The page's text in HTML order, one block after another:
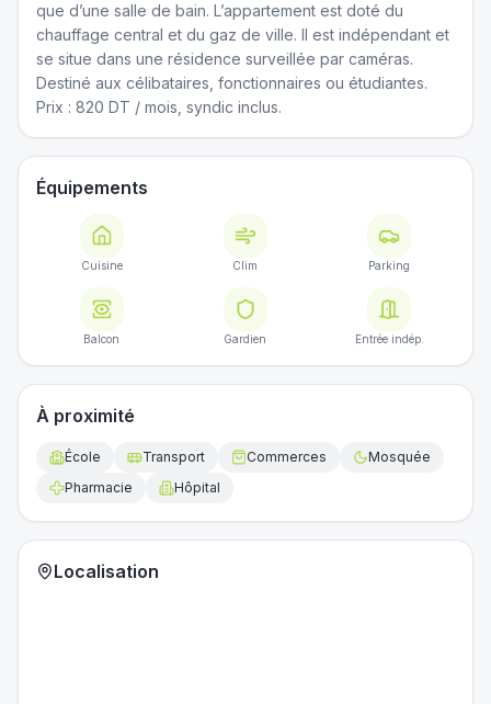
que d’une salle de bain. L’appartement est doté du
chauffage central et du gaz de ville. Il est indépendant et
se situe dans une résidence surveillée par caméras.
Destiné aux célibataires, fonctionnaires ou étudiantes.
Prix : 820 DT / mois, syndic inclus.
Équipements
Cuisine Clim Parking
Balcon Gardien Entrée indép.
À proximité
École Transport Commerces
Mosquée
Pharmacie
Hôpital
Localisation